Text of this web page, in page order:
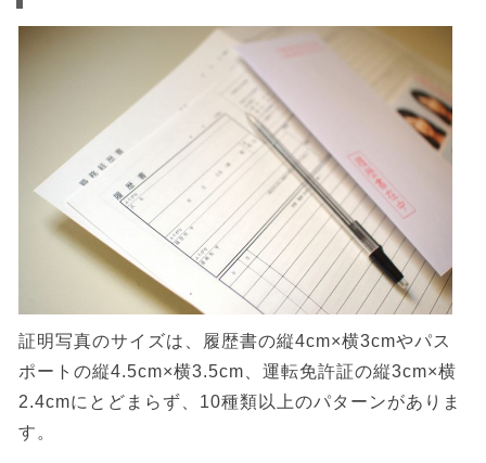
証明写真のサイズは、履歴書の縦4cm×横3cmやパス
ポートの縦4.5cm×横3.5cm、運転免許証の縦3cm×横
2.4cmにとどまらず、10種類以上のパターンがありま
す。